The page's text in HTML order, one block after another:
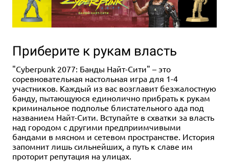
Приберите к рукам власть
"Cyberpunk 2077: Банды Найт-Сити" – это
соревновательная настольная игра для 1-4
участников. Каждый из вас возглавит безжалостную
банду, пытающуюся единолично прибрать к рукам
криминальное подполье блистательного ада под
названием Найт-Сити. Вступайте в схватки за власть
над городом с другими предприимчивыми
бандами в мясном и сетевом пространстве. История
запомнит лишь сильнейших, а путь к славе им
проторит репутация на улицах.